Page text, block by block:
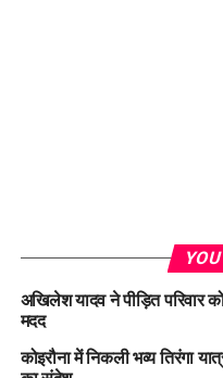
अखिलेश यादव ने पीड़ित परिवार
मदद
कोइरौना में निकली भव्य तिरंगा